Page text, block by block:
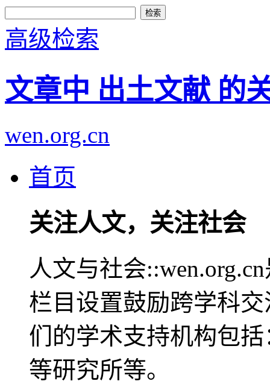
高级检索
文章中 出土文献 的
wen.org.cn
首页
关注人文，关注社会
人文与社会
栏目设置鼓励跨学科
们的学术支持机构包
等研究所等。